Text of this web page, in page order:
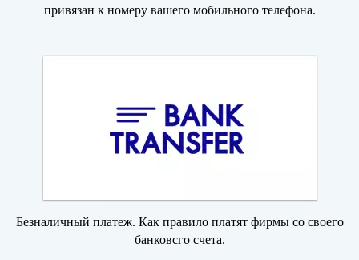
привязан к номеру вашего мобильного телефона.
Безналичный платеж. Как правило платят фирмы со своего
банковсго счета.